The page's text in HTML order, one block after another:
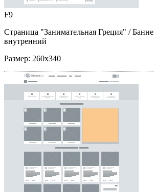
F9
Страница "Занимательная Греция" /
внутренний
Размер: 260x340